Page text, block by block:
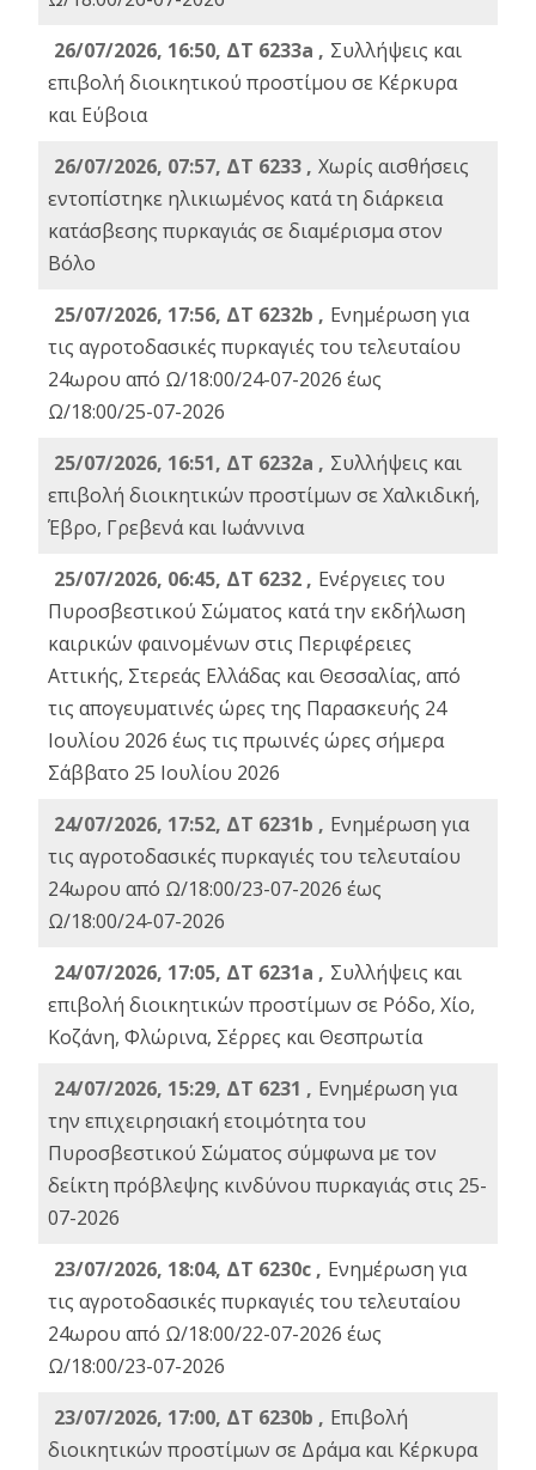
26/07/2026, 16:50, ΔΤ 6233a , Συλλήψεις και
επιβολή διοικητικού προστίμου σε Κέρκυρα
και Εύβοια
26/07/2026, 07:57, ΔΤ 6233 , Χωρίς αισθήσεις
εντοπίστηκε ηλικιωμένος κατά τη διάρκεια
κατάσβεσης πυρκαγιάς σε διαμέρισμα στον
Βόλο
25/07/2026, 17:56, ΔΤ 6232b , Ενημέρωση για
τις αγροτοδασικές πυρκαγιές του τελευταίου
24ωρου από Ω/18:00/24-07-2026 έως
Ω/18:00/25-07-2026
25/07/2026, 16:51, ΔΤ 6232a , Συλλήψεις και
επιβολή διοικητικών προστίμων σε Χαλκιδική,
Έβρο, Γρεβενά και Ιωάννινα
25/07/2026, 06:45, ΔΤ 6232 , Ενέργειες του
Πυροσβεστικού Σώματος κατά την εκδήλωση
καιρικών φαινομένων στις Περιφέρειες
Αττικής, Στερεάς Ελλάδας και Θεσσαλίας, από
τις απογευματινές ώρες της Παρασκευής 24
Ιουλίου 2026 έως τις πρωινές ώρες σήμερα
Σάββατο 25 Ιουλίου 2026
24/07/2026, 17:52, ΔΤ 6231b , Ενημέρωση για
τις αγροτοδασικές πυρκαγιές του τελευταίου
24ωρου από Ω/18:00/23-07-2026 έως
Ω/18:00/24-07-2026
24/07/2026, 17:05, ΔΤ 6231a , Συλλήψεις και
επιβολή διοικητικών προστίμων σε Ρόδο, Χίο,
Κοζάνη, Φλώρινα, Σέρρες και Θεσπρωτία
24/07/2026, 15:29, ΔΤ 6231 , Ενημέρωση για
την επιχειρησιακή ετοιμότητα του
Πυροσβεστικού Σώματος σύμφωνα με τον
δείκτη πρόβλεψης κινδύνου πυρκαγιάς στις 25-
07-2026
23/07/2026, 18:04, ΔΤ 6230c , Ενημέρωση για
τις αγροτοδασικές πυρκαγιές του τελευταίου
24ωρου από Ω/18:00/22-07-2026 έως
Ω/18:00/23-07-2026
23/07/2026, 17:00, ΔΤ 6230b , Επιβολή
διοικητικών προστίμων σε Δράμα και Κέρκυρα